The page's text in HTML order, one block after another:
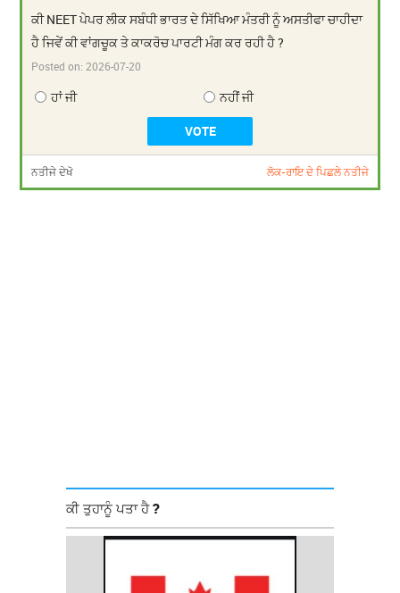
ਕੀ NEET ਪੇਪਰ ਲੀਕ ਸਬੰਧੀ ਭਾਰਤ ਦੇ ਸਿੱਖਿਆ ਮੰਤਰੀ ਨੂੰ ਅਸਤੀਫਾ ਚਾਹੀਦਾ
ਹੈ ਜਿਵੇਂ ਕੀ ਵਾਂਗਚੂਕ ਤੇ ਕਾਕਰੋਚ ਪਾਰਟੀ ਮੰਗ ਕਰ ਰਹੀ ਹੈ ?
Posted on:2026-07-20
ਹਾਂ ਜੀ ਨਹੀਂ ਜੀ
ਨਤੀਜੇ ਦੇਖੋ ਲੋਕ-ਰਾਇ ਦੇ ਪਿਛਲੇ ਨਤੀਜੇ
ਕੀ ਤੁਹਾਨੂੰ ਪਤਾ ਹੈ ?